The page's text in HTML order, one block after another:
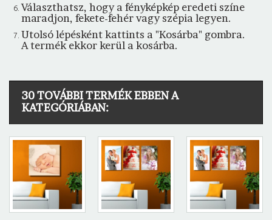
Választhatsz, hogy a fényképkép eredeti színe
maradjon, fekete-fehér vagy szépia legyen.
Utolsó lépésként kattints a "Kosárba" gombra.
A termék ekkor kerül a kosárba.
30 TOVÁBBI TERMÉK EBBEN A
KATEGÓRIÁBAN: